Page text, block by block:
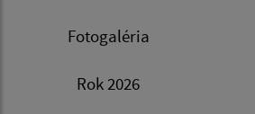
Fotogaléria
Rok 2026